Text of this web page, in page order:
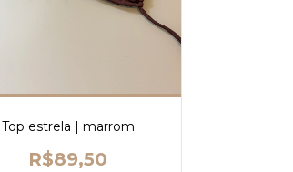
Top estrela | marrom
R$89,50